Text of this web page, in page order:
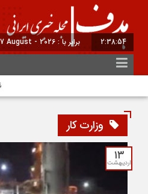
2:38:55 برابر با : Friday - 7 August - 2026
وزارت کار
۱۳
اردیبهشت